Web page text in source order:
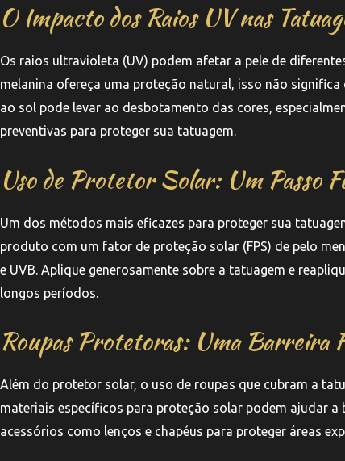
O Impacto dos Raios UV nas
Os raios ultravioleta (UV) podem afetar a pele de
melanina ofereça uma proteção natural, isso não
ao sol pode levar ao desbotamento das cores,
preventivas para proteger sua tatuagem.
Uso de Protetor Solar: Um Passo
Um dos métodos mais eficazes para proteger sua
produto com um fator de proteção solar (FPS) de pelo
e UVB. Aplique generosamente sobre a tatuagem e
longos períodos.
Roupas Protetoras: Uma Barreira
Além do protetor solar, o uso de roupas que cubram a
materiais específicos para proteção solar podem ajudar
acessórios como lenços e chapéus para proteger áreas